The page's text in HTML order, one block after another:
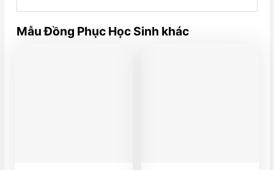
Mẫu Đồng Phục Học Sinh khác